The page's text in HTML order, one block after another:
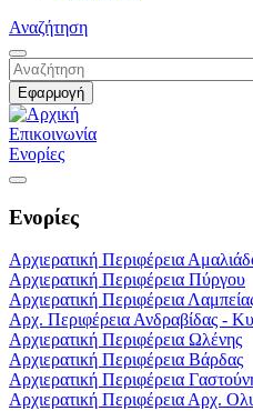
Αναζήτηση
Επικοινωνία
Ενορίες
Ενορίες
Αρχιερατική Περιφέρεια
Αρχιερατική Περιφέρεια Πύργου
Αρχιερατική Περιφέρεια
Αρχ. Περιφέρεια Ανδραβίδας -
Αρχιερατική Περιφέρεια Ωλένης
Αρχιερατική Περιφέρεια Βάρδας
Αρχιερατική Περιφέρεια
Αρχιερατική Περιφέρεια Αρχ.